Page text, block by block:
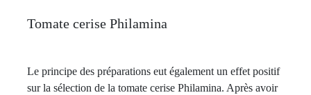
Tomate cerise Philamina
Le principe des préparations eut également un effet positif
sur la sélection de la tomate cerise Philamina. Après avoir